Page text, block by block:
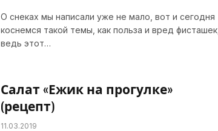
О снеках мы написали уже не мало, вот и сегодня
коснемся такой темы, как польза и вред фисташек,
ведь этот…
Салат «Ежик на прогулке»
(рецепт)
11.03.2019